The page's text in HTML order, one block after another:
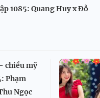
1085: Quang Huy x Đỗ
chiều mỹ
Phạm
Ngọc